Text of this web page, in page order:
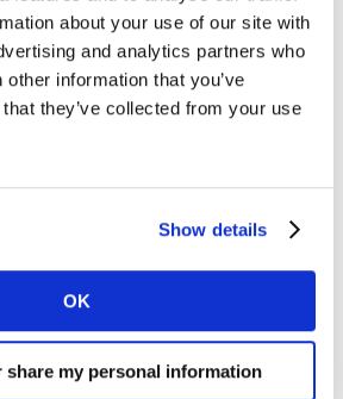
about your use of our site with
and analytics partners who
information that you’ve
they’ve collected from your use
Show details
OK
share my personal information
Sensation Sky High se convirtió en
éxitos de belleza de la era del
La marca acumuló 400
las redes sociales y a su
se agotó varias veces en
marca a su catálogo, un icono
valor